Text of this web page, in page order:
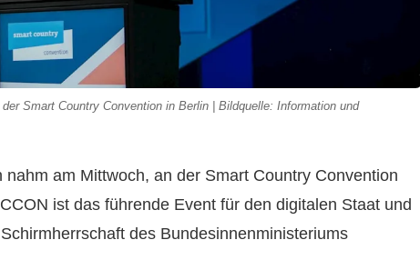
Smart Country Convention in Berlin | Bildquelle: Information und
am Mittwoch, an der Smart Country Convention
ist das führende Event für den digitalen Staat und
des Bundesinnenministeriums